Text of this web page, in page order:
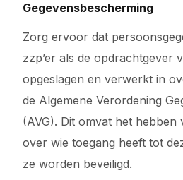
Gegevensbescherming
Zorg ervoor dat
zzp’er als de opdrachtgever
opgeslagen en verwerkt in
de Algemene Verordening
(AVG). Dit omvat het hebben
over wie toegang heeft tot
ze worden beveiligd.